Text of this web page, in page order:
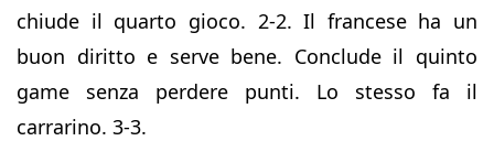
chiude il quarto gioco. 2-2. Il francese ha un
buon diritto e serve bene. Conclude il quinto
game senza perdere punti. Lo stesso fa il
carrarino. 3-3.